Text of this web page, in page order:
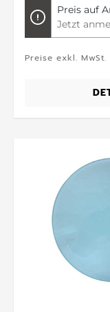
Preis auf
Jetzt
Preise exkl.